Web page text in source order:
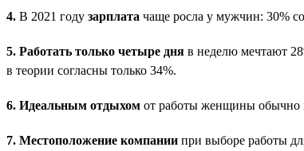
4. В 2021 году зарплата чаще росла у мужчин: 30%
5. Работать только четыре дня в неделю мечтают
в теории согласны только 34%.
6. Идеальным отдыхом от работы женщины обычно
7. Местоположение компании при выборе работы